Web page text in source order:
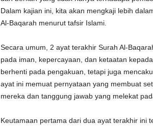
Dalam kajian ini, kita akan mengkaji lebih
Al-Baqarah menurut tafsir Islami.
Secara umum, 2 ayat terakhir Surah Al-
pada iman, kepercayaan, dan ketaatan
berhenti pada pengakuan, tetapi juga
ayat ini memuat pernyataan yang membuat
mereka dan tanggung jawab yang melekat
Keutamaan pertama dari dua ayat terakhir ini